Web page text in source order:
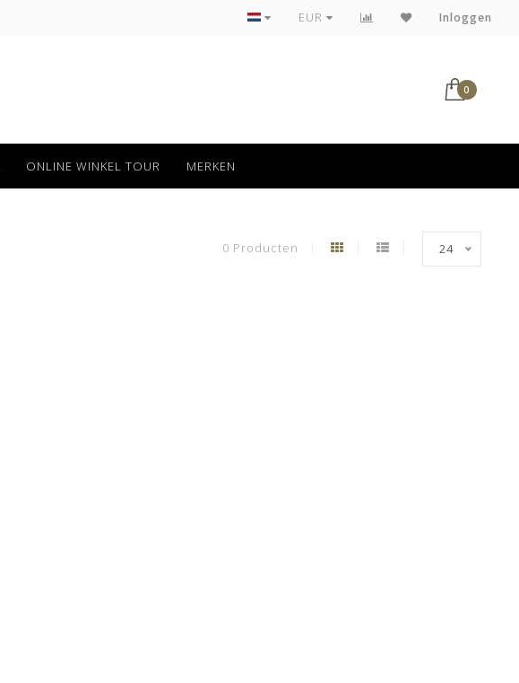
Tot 30 dagen kan jouw bestelling retour
EUR Inloggen
0
ONLINE WINKEL TOUR MERKEN
0 Producten 24